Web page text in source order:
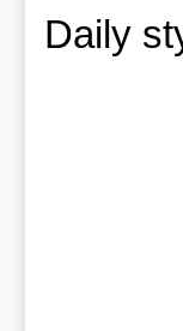
Daily